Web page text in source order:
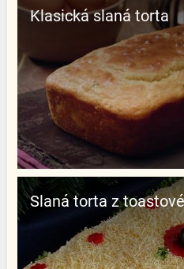
Klasická slaná torta
Slaná torta z